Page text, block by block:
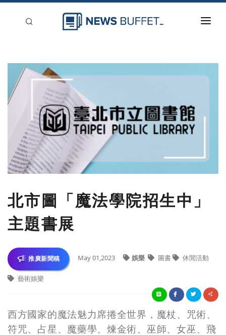
新聞稿分類
刊登
北市圖「魔法學院招生中」
主題書展
推廣新聞稿 May 01,2023 娛樂 圖書 休閒活動
藝術娛樂
西方國家的魔法魅力席捲全世界，魔杖、咒術、
符咒、占星、魔藥學、煉金術、巫師、女巫、飛